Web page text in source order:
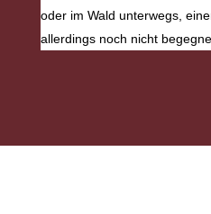
oder im Wald unterwegs,
allerdings noch nicht